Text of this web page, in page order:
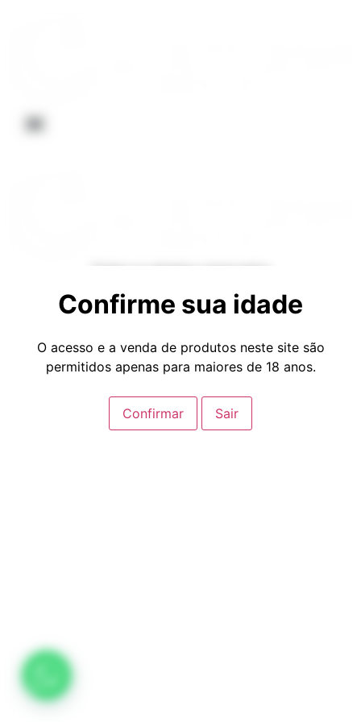
Confirme sua idade
O acesso e a venda de produtos neste site são
permitidos apenas para maiores de 18 anos.
Confirmar Sair